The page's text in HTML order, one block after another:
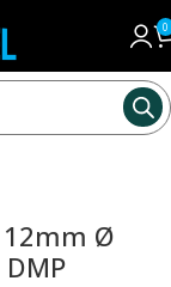
0
toebehoren
12mm Ø